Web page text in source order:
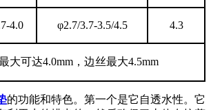
4.0 φ2.7/3.7-3.5/4.5 4.3
大可达4.0mm，边丝最大4.5mm
的功能和特色。第一个是它自透水性。它